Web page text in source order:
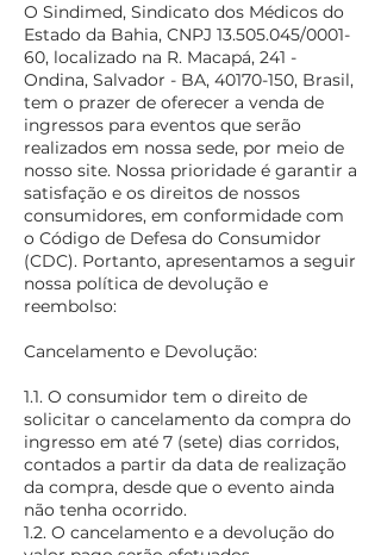
O Sindimed, Sindicato dos Médicos do
Estado da Bahia, CNPJ 13.505.045/0001-
60, localizado na R. Macapá, 241 -
Ondina, Salvador - BA, 40170-150, Brasil,
tem o prazer de oferecer a venda de
ingressos para eventos que serão
realizados em nossa sede, por meio de
nosso site. Nossa prioridade é garantir a
satisfação e os direitos de nossos
consumidores, em conformidade com
o Código de Defesa do Consumidor
(CDC). Portanto, apresentamos a seguir
nossa política de devolução e
reembolso:
Cancelamento e Devolução:
1.1. O consumidor tem o direito de
solicitar o cancelamento da compra do
ingresso em até 7 (sete) dias corridos,
contados a partir da data de realização
da compra, desde que o evento ainda
não tenha ocorrido.
1.2. O cancelamento e a devolução do